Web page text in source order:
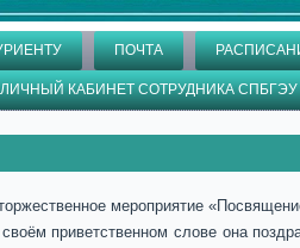
ПОЧТА
ЛИЧНЫЙ КАБИНЕТ СОТРУДНИКА СПБГЭУ
мероприятие
приветственном слове она